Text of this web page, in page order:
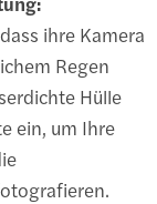
ihre Kamera
Regen
Hülle
ein, um Ihre